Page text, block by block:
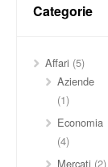
Categorie
Affari (5)
Aziende
(1)
Economia
(4)
Mercati (2)